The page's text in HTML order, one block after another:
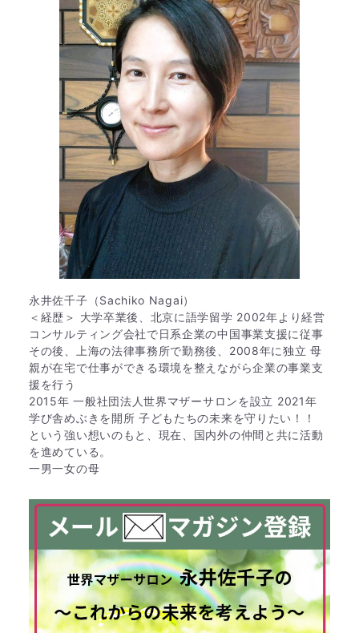
永井佐千子（Sachiko Nagai）
＜経歴＞ 大学卒業後、北京に語学留学 2002年より経営
コンサルティング会社で日系企業の中国事業支援に従事
その後、上海の法律事務所で勤務後、2008年に独立 母
親が在宅で仕事ができる環境を整えながら企業の事業支
援を行う
2015年 一般社団法人世界マザーサロンを設立 2021年
学び舎めぶきを開所 子どもたちの未来を守りたい！！
という強い想いのもと、現在、国内外の仲間と共に活動
を進めている。
一男一女の母